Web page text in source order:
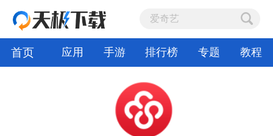
首页 应用 手游 排行榜 专题 教程